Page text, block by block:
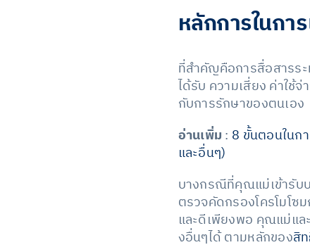
หลักการในกา
ที่สำคัญคือการสื่อสารร
ได้รับ ความเสี่ยง ค่าใช้
กับการรักษาของตนเอง
อ่านเพิ่ม : 8 ขั้นตอนในก
และอื่นๆ)
บางกรณีที่คุณแม่เข้ารับ
ตรวจคัดกรองโครโมโซ
และดีเพียงพอ คุณแม่แล
งอื่นๆได้ ตามหลักของสิ